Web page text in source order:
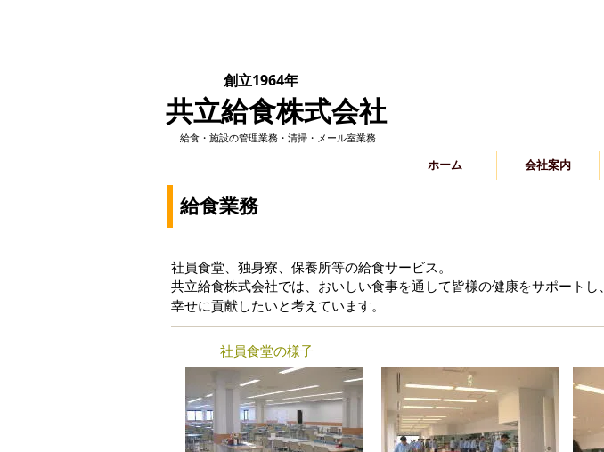
ホーム 会社案内
共立給食株式会社
​給食・施設の管理業務・清掃・メール室業務
創立1964年
​給食業務
社員食堂、独身寮、保養所等の給食サービス。
共立給食株式会社では、おいしい食事を通して皆様の健康をサポートし、
幸せに貢献したいと考えています。
社員食堂の様子